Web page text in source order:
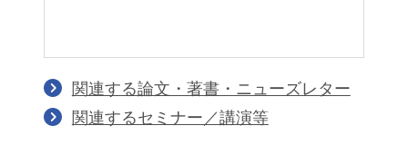
関連する論文・著書・ニューズレター
関連するセミナー／講演等